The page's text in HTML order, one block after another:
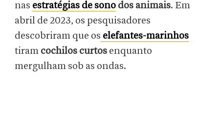
nas estratégias de sono dos animais. Em
abril de 2023, os pesquisadores
descobriram que os elefantes-marinhos
tiram cochilos curtos enquanto
mergulham sob as ondas.